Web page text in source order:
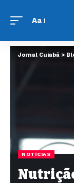
Aa
Jornal Cuiabá >
NOTÍCIAS